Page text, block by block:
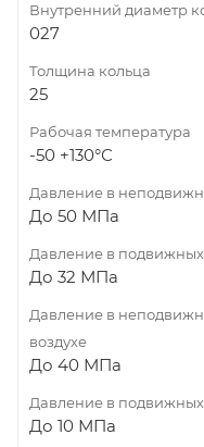
Внутренний диаметр
027
Толщина кольца
25
Рабочая температура
-50 +130°С
Давление в
До 50 МПа
Давление в
До 32 МПа
Давление в
воздухе
До 40 МПа
Давление в подвижных
До 10 МПа